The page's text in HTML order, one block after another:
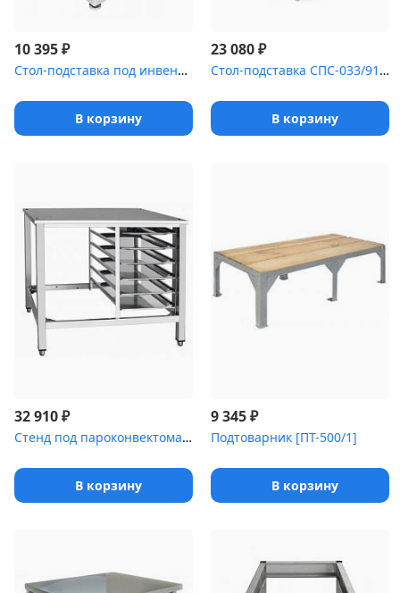
10 395₽
Стол-подставка под инвентарь СПС-711/404
В корзину
23 080₽
Стол-подставка СПС-033/911 под печь для пиццы PIZZA GROUP Entry M...
В корзину
32 910₽
Стенд под пароконвектомат [ПК-10М]
В корзину
9 345₽
Подтоварник [ПТ-500/1]
В корзину